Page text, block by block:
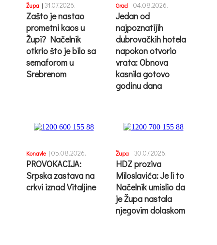
Župa | 31.07.2026.
Zašto je nastao
prometni kaos u
Župi? Načelnik
otkrio što je bilo sa
semaforom u
Srebrenom
Grad | 04.08.2026.
Jedan od
najpoznatijih
dubrovačkih hotela
napokon otvorio
vrata: Obnova
kasnila gotovo
godinu dana
Konavle | 05.08.2026.
PROVOKACIJA:
Srpska zastava na
crkvi iznad Vitaljine
Župa | 30.07.2026.
HDZ proziva
Miloslavića: Je li to
Načelnik umislio da
je Župa nastala
njegovim dolaskom